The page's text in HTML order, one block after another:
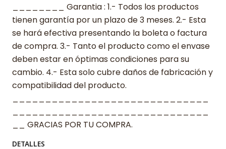
________ Garantia : 1.- Todos los productos
tienen garantía por un plazo de 3 meses. 2.- Esta
se hará efectiva presentando la boleta o factura
de compra. 3.- Tanto el producto como el envase
deben estar en óptimas condiciones para su
cambio. 4.- Esta solo cubre daños de fabricación y
compatibilidad del producto.
__ GRACIAS POR TU COMPRA.
DETALLES